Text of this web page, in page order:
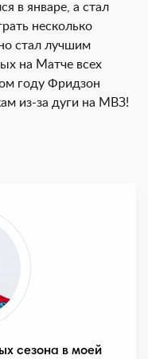
в январе, а стал
несколько
стал лучшим
на Матче всех
году Фридзон
из-за дуги на МВЗ!
сезона в моей